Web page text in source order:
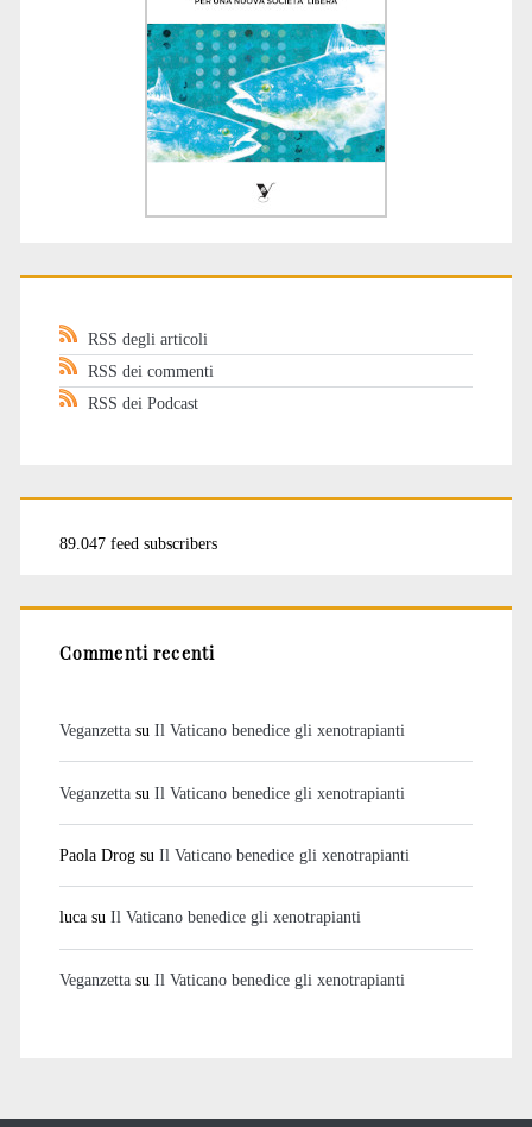
RSS degli articoli
RSS dei commenti
RSS dei Podcast
89.047 feed subscribers
Commenti recenti
Veganzettasu Il Vaticano benedice gli xenotrapianti
Veganzettasu Il Vaticano benedice gli xenotrapianti
Paola Drogsu Il Vaticano benedice gli xenotrapianti
lucasu Il Vaticano benedice gli xenotrapianti
Veganzettasu Il Vaticano benedice gli xenotrapianti